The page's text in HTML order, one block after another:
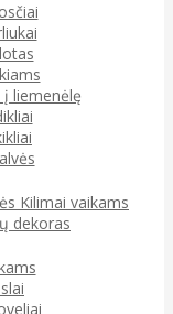
liemenėlę
Kilimai vaikams
dekoras